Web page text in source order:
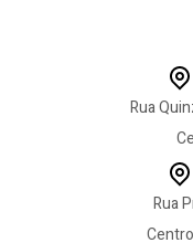
Rua
Rua